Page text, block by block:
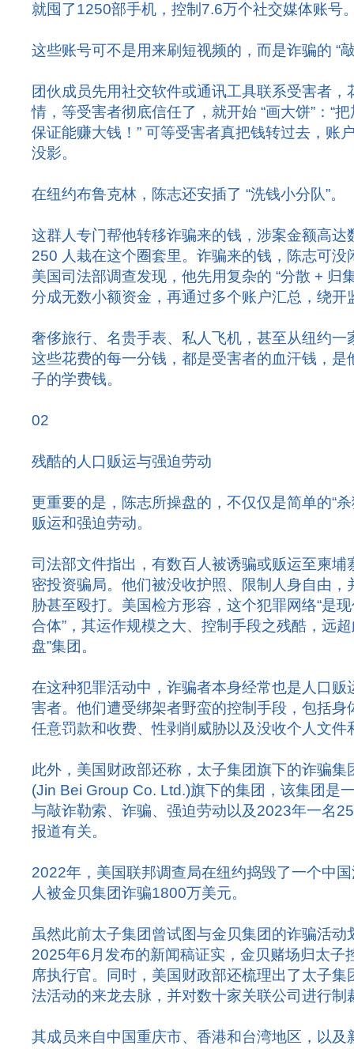
就囤了1250部手机，控制7.6万个社交媒体账号
这些账号可不是用来刷短视频的，而是诈骗的 “
团伙成员先用社交软件或通讯工具联系受害者
情，等受害者彻底信任了，就开始 “画大饼”：“
保证能赚大钱！” 可等受害者真把钱转过去，账
没影。
在纽约布鲁克林，陈志还安插了 “洗钱小分队”。
这群人专门帮他转移诈骗来的钱，涉案金额高达
250 人栽在这个圈套里。诈骗来的钱，陈志可没
美国司法部调查发现，他先用复杂的 “分散 + 归
分成无数小额资金，再通过多个账户汇总，绕开
奢侈旅行、名贵手表、私人飞机，甚至从纽约一
这些花费的每一分钱，都是受害者的血汗钱，是
子的学费钱。
02
残酷的人口贩运与强迫劳动
更重要的是，陈志所操盘的，不仅仅是简单的“
贩运和强迫劳动。
司法部文件指出，有数百人被诱骗或贩运至柬埔
密投资骗局。他们被没收护照、限制人身自由
胁甚至殴打。美国检方形容，这个犯罪网络“是
合体”，其运作规模之大、控制手段之残酷，远
盘”集团。
在这种犯罪活动中，诈骗者本身经常也是人口贩
害者。他们遭受绑架者野蛮的控制手段，包括身
任意罚款和收费、性剥削威胁以及没收个人文件
此外，美国财政部还称，太子集团旗下的诈骗
(Jin Bei Group Co. Ltd.)旗下的集团，该集团是
与敲诈勒索、诈骗、强迫劳动以及2023年一名
报道有关。
2022年，美国联邦调查局在纽约捣毁了一个中
人被金贝集团诈骗1800万美元。
虽然此前太子集团曾试图与金贝集团的诈骗活
2025年6月发布的新闻稿证实，金贝赌场归太子
席执行官。同时，美国财政部还梳理出了太子
法活动的来龙去脉，并对数十家关联公司进行制
其成员来自中国重庆市、香港和台湾地区，以及